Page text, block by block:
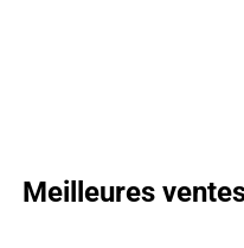
Meilleures